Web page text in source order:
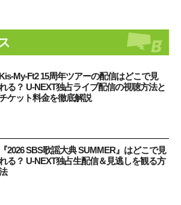
Kis-My-Ft2 15周年ツアーの配信はどこで見
る？ U-NEXT独占ライブ配信の視聴方法と
ケット料金を徹底解説
『2026 SBS歌謡大典 SUMMER』はどこで見
る？ U-NEXT独占生配信＆見逃しを観る方